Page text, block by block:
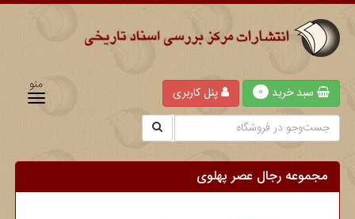
منو سبد خرید 0 پنل کاربری
مجموعه رجال عصر پهلوی